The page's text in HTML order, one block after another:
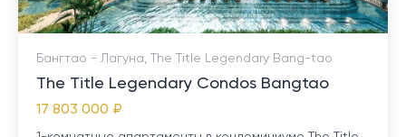
Бангтао - Лагуна, The Title Legendary Bang-tao
The Title Legendary Condos Bangtao
17 803 000 ₽